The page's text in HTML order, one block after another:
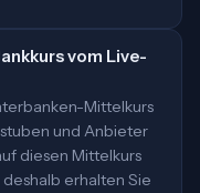
vom Live-
Mittelkurs
und Anbieter
diesen Mittelkurs
erhalten Sie